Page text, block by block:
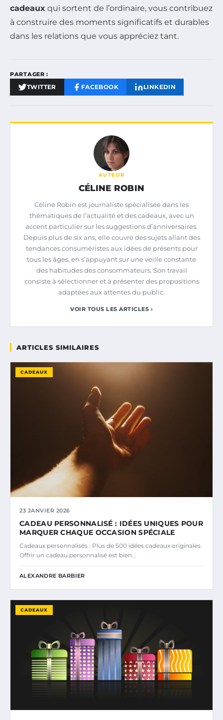
cadeaux qui sortent de l’ordinaire, vous contribuez
à construire des moments significatifs et durables
dans les relations que vous appréciez tant.
PARTAGER :
TWITTER FACEBOOK LINKEDIN
AUTEUR
CÉLINE ROBIN
Céline Robin est journaliste spécialisée dans les
thématiques de l’actualité et des cadeaux, avec un
accent particulier sur les suggestions d’anniversaires.
Depuis plus de six ans, elle couvre des sujets allant des
tendances consuméristes aux idées de présents pour
tous les âges, en s’appuyant sur une veille constante
des habitudes des consommateurs. Son travail
consiste à sélectionner et à présenter des propositions
adaptées aux attentes du public.
VOIR TOUS LES ARTICLES ›
ARTICLES SIMILAIRES
CADEAUX
23 JANVIER 2026
CADEAU PERSONNALISÉ : IDÉES UNIQUES POUR
MARQUER CHAQUE OCCASION SPÉCIALE
Cadeaux personnalisés : Plus de 500 idées cadeaux originales
Offrir un cadeau personnalisé est bien…
ALEXANDRE BARBIER
CADEAUX